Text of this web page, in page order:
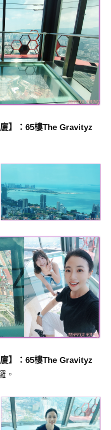
】：65樓The Gravityz
】：65樓The Gravityz
。